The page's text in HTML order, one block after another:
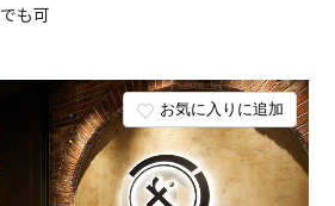
お気に入りに追加
も可